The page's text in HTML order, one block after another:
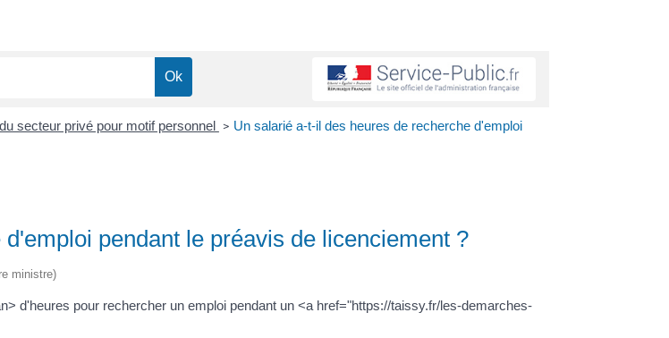
secteur privé pour motif personnel > Un salarié a-t-il des heures de recherche d'emploi
pendant le préavis de licenciement ?
ministre)
d'heures pour rechercher un emploi pendant un <a href="https://taissy.fr/les-demarches-